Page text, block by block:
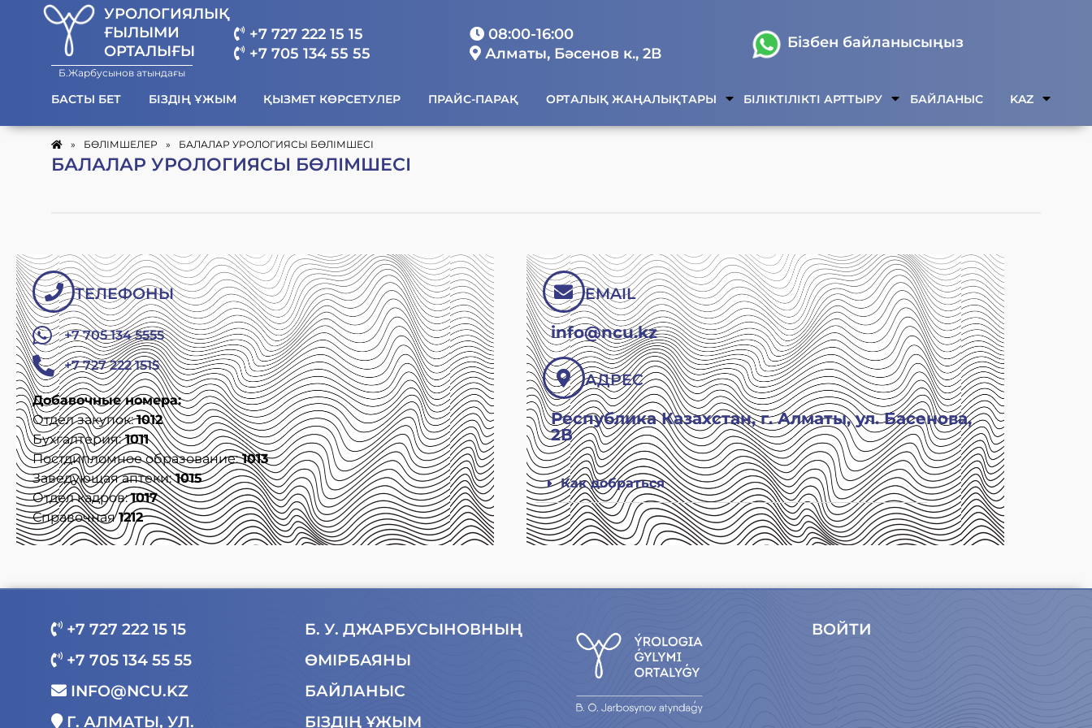
УРОЛОГИЯЛЫҚ
ҒЫЛЫМИ
ОРТАЛЫҒЫ
Б.Жарбусынов атындағы
+7 727 222 15 15
+7 705 134 55 55
08:00-16:00
Алматы, Бәсенов к., 2В
Бізбен байланысыңыз
БАСТЫ БЕТ БІЗДІҢ ҰЖЫМ ҚЫЗМЕТ КӨРСЕТУЛЕР ПРАЙС-ПАРАҚ ОРТАЛЫҚ ЖАҢАЛЫҚТАРЫ БІЛІКТІЛІКТІ АРТТЫРУ БАЙЛАНЫС KAZ
» БӨЛІМШЕЛЕР » БАЛАЛАР УРОЛОГИЯСЫ БӨЛІМШЕСІ
БАЛАЛАР УРОЛОГИЯСЫ БӨЛІМШЕСІ
ТЕЛЕФОНЫ
+7 705 134 5555
+7 727 222 1515
Добавочные номера:
Отдел закупок:1012
Бухгалтерия:1011
Постдипломное образование:1013
Заведующая аптеки:1015
Отдел кадров:1017
Справочная1212
EMAIL
info@ncu.kz
АДРЕС
Республика Казахстан, г. Алматы, ул. Басенова,
2В
Как добраться
+7 727 222 15 15
+7 705 134 55 55
INFO@NCU.KZ
Г. АЛМАТЫ, УЛ.
Б. У. ДЖАРБУСЫНОВНЫҢ
ӨМІРБАЯНЫ
БАЙЛАНЫС
БІЗДІҢ ҰЖЫМ
ВОЙТИ